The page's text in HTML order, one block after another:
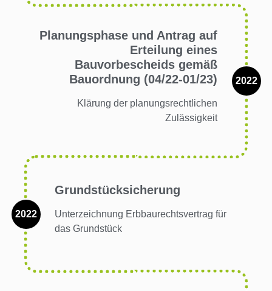
2022
Planungsphase und Antrag auf
Erteilung eines
Bauvorbescheids gemäß
Bauordnung (04/22-01/23)
Klärung der planungsrechtlichen
Zulässigkeit
2022
Grundstücksicherung
Unterzeichnung Erbbaurechtsvertrag für
das Grundstück